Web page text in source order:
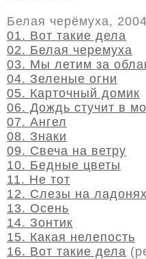
Белая черёмуха,
01. Вот такие дела
02. Белая черемуха
03. Мы летим за
04. Зеленые огни
05. Карточный домик
06. Дождь стучит в
07. Ангел
08. Знаки
09. Свеча на ветру
10. Бедные цветы
11. Не тот
12. Слезы на ладонях
13. Осень
14. Зонтик
15. Какая нелепость
16. Вот такие дела